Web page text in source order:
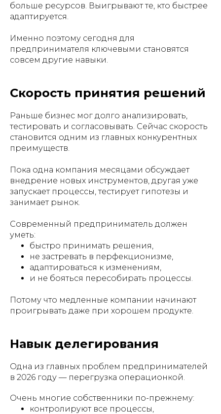
больше ресурсов. Выигрывают те, кто быстрее
адаптируется.
Именно поэтому сегодня для
предпринимателя ключевыми становятся
совсем другие навыки.
Скорость принятия решений
Раньше бизнес мог долго анализировать,
тестировать и согласовывать. Сейчас скорость
становится одним из главных конкурентных
преимуществ.
Пока одна компания месяцами обсуждает
внедрение новых инструментов, другая уже
запускает процессы, тестирует гипотезы и
занимает рынок.
Современный предприниматель должен
уметь:
быстро принимать решения,
не застревать в перфекционизме,
адаптироваться к изменениям,
и не бояться пересобирать процессы.
Потому что медленные компании начинают
проигрывать даже при хорошем продукте.
Навык делегирования
Одна из главных проблем предпринимателей
в 2026 году — перегрузка операционкой.
Очень многие собственники по-прежнему:
контролируют все процессы,